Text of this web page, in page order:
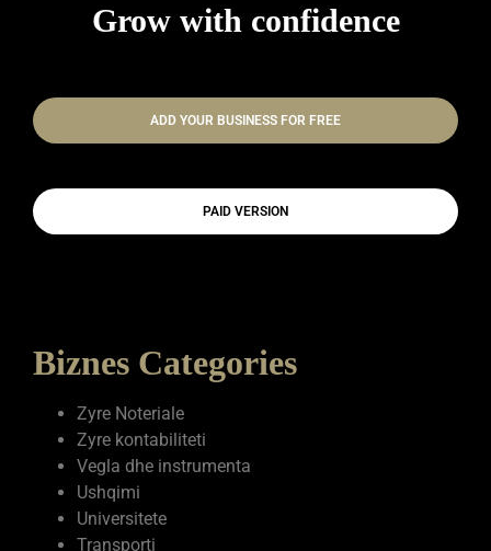
Grow with confidence
ADD YOUR BUSINESS FOR FREE
PAID VERSION
Biznes Categories
Zyre Noteriale
Zyre kontabiliteti
Vegla dhe instrumenta
Ushqimi
Universitete
Transporti